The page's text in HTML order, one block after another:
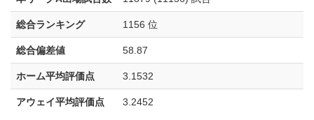
総合ランキング 1156 位
総合偏差値 58.87
ホーム平均評価点 3.1532
アウェイ平均評価点 3.2452